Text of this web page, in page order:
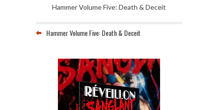
Hammer Volume Five: Death & Deceit
Hammer Volume Five: Death & Deceit